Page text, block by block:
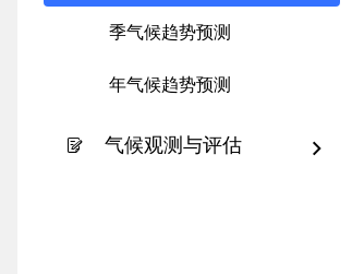
季气候趋势预测
年气候趋势预测
气候观测与评估